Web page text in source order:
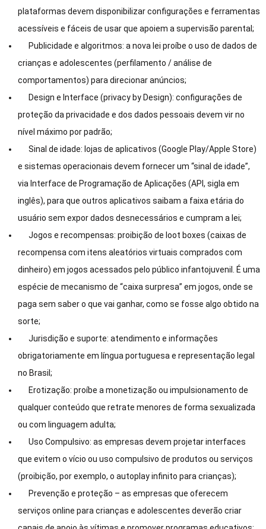
plataformas devem disponibilizar configurações e ferramentas
acessíveis e fáceis de usar que apoiem a supervisão parental;
Publicidade e algoritmos: a nova lei proíbe o uso de dados de
crianças e adolescentes (perfilamento / análise de
comportamentos) para direcionar anúncios;
Design e Interface (privacy by Design): configurações de
proteção da privacidade e dos dados pessoais devem vir no
nível máximo por padrão;
Sinal de idade: lojas de aplicativos (Google Play/Apple Store)
e sistemas operacionais devem fornecer um “sinal de idade”,
via Interface de Programação de Aplicações (API, sigla em
inglês), para que outros aplicativos saibam a faixa etária do
usuário sem expor dados desnecessários e cumpram a lei;
Jogos e recompensas: proibição de loot boxes (caixas de
recompensa com itens aleatórios virtuais comprados com
dinheiro) em jogos acessados pelo público infantojuvenil. É uma
espécie de mecanismo de “caixa surpresa” em jogos, onde se
paga sem saber o que vai ganhar, como se fosse algo obtido na
sorte;
Jurisdição e suporte: atendimento e informações
obrigatoriamente em língua portuguesa e representação legal
no Brasil;
Erotização: proíbe a monetização ou impulsionamento de
qualquer conteúdo que retrate menores de forma sexualizada
ou com linguagem adulta;
Uso Compulsivo: as empresas devem projetar interfaces
que evitem o vício ou uso compulsivo de produtos ou serviços
(proibição, por exemplo, o autoplay infinito para crianças);
Prevenção e proteção – as empresas que oferecem
serviços online para crianças e adolescentes deverão criar